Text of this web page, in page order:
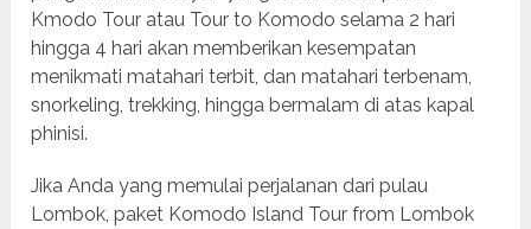
Kmodo Tour atau Tour to Komodo selama 2 hari
hingga 4 hari akan memberikan kesempatan
menikmati matahari terbit, dan matahari terbenam,
snorkeling, trekking, hingga bermalam di atas kapal
phinisi.
Jika Anda yang memulai perjalanan dari pulau
Lombok, paket Komodo Island Tour from Lombok